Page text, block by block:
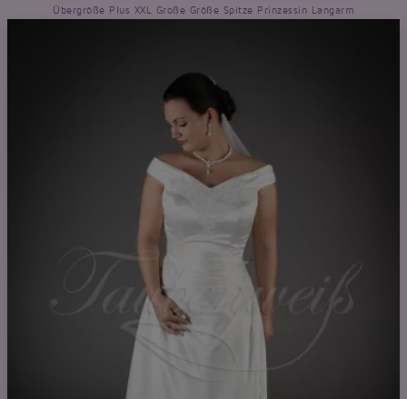
Übergröße Plus XXL Große Größe Spitze Prinzessin Langarm